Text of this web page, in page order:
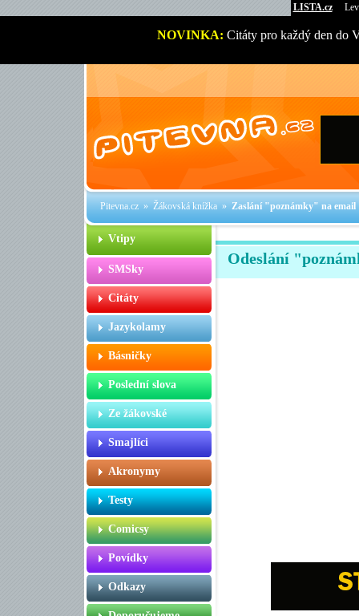
LISTA.cz
NOVINKA: Citáty pro každý den do
Pitevna.cz»Žákovská knížka»Zaslání "poznámky" na email
Vtipy
SMSky
Citáty
Jazykolamy
Básničky
Poslední slova
Ze žákovské
Smajlíci
Akronymy
Testy
Comicsy
Povídky
Odkazy
Odeslání